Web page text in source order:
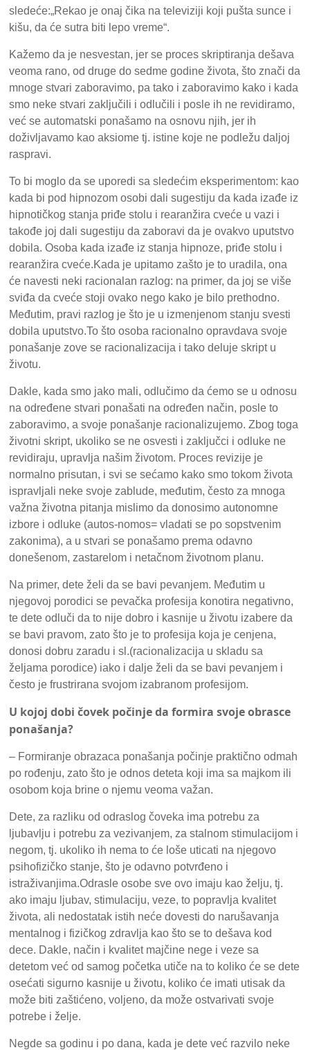
sledeće:„Rekao je onaj čika na televiziji koji pušta sunce i
kišu, da će sutra biti lepo vreme“.
Kažemo da je nesvestan, jer se proces skriptiranja dešava
veoma rano, od druge do sedme godine života, što znači da
mnoge stvari zaboravimo, pa tako i zaboravimo kako i kada
smo neke stvari zaključili i odlučili i posle ih ne revidiramo,
već se automatski ponašamo na osnovu njih, jer ih
doživljavamo kao aksiome tj. istine koje ne podležu daljoj
raspravi.
To bi moglo da se uporedi sa sledećim eksperimentom: kao
kada bi pod hipnozom osobi dali sugestiju da kada izađe iz
hipnotičkog stanja priđe stolu i rearanžira cveće u vazi i
takođe joj dali sugestiju da zaboravi da je ovakvo uputstvo
dobila. Osoba kada izađe iz stanja hipnoze, priđe stolu i
rearanžira cveće.Kada je upitamo zašto je to uradila, ona
će navesti neki racionalan razlog: na primer, da joj se više
sviđa da cveće stoji ovako nego kako je bilo prethodno.
Međutim, pravi razlog je što je u izmenjenom stanju svesti
dobila uputstvo.To što osoba racionalno opravdava svoje
ponašanje zove se racionalizacija i tako deluje skript u
životu.
Dakle, kada smo jako mali, odlučimo da ćemo se u odnosu
na određene stvari ponašati na određen način, posle to
zaboravimo, a svoje ponašanje racionalizujemo. Zbog toga
životni skript, ukoliko se ne osvesti i zaključci i odluke ne
revidiraju, upravlja našim životom. Proces revizije je
normalno prisutan, i svi se sećamo kako smo tokom života
ispravljali neke svoje zablude, međutim, često za mnoga
važna životna pitanja mislimo da donosimo autonomne
izbore i odluke (autos-nomos= vladati se po sopstvenim
zakonima), a u stvari se ponašamo prema odavno
donešenom, zastarelom i netačnom životnom planu.
Na primer, dete želi da se bavi pevanjem. Međutim u
njegovoj porodici se pevačka profesija konotira negativno,
te dete odluči da to nije dobro i kasnije u životu izabere da
se bavi pravom, zato što je to profesija koja je cenjena,
donosi dobru zaradu i sl.(racionalizacija u skladu sa
željama porodice) iako i dalje želi da se bavi pevanjem i
često je frustrirana svojom izabranom profesijom.
U kojoj dobi čovek počinje da formira svoje obrasce
ponašanja?
– Formiranje obrazaca ponašanja počinje praktično odmah
po rođenju, zato što je odnos deteta koji ima sa majkom ili
osobom koja brine o njemu veoma važan.
Dete, za razliku od odraslog čoveka ima potrebu za
ljubavlju i potrebu za vezivanjem, za stalnom stimulacijom i
negom, tj. ukoliko ih nema to će loše uticati na njegovo
psihofizičko stanje, što je odavno potvrđeno i
istraživanjima.Odrasle osobe sve ovo imaju kao želju, tj.
ako imaju ljubav, stimulaciju, veze, to popravlja kvalitet
života, ali nedostatak istih neće dovesti do narušavanja
mentalnog i fizičkog zdravlja kao što se to dešava kod
dece. Dakle, način i kvalitet majčine nege i veze sa
detetom već od samog početka utiče na to koliko će se dete
osećati sigurno kasnije u životu, koliko će imati utisak da
može biti zaštićeno, voljeno, da može ostvarivati svoje
potrebe i želje.
Negde sa godinu i po dana, kada je dete već razvilo neke